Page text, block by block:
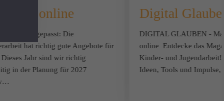
sind online
Männer aufgepasst: Die
hat richtig gute Angebote für
Jahr sind wir richtig
in der Planung für 2027
Digital
DIGITAL GLAUBEN -
online Entdecke das
Kinder- und
Ideen, Tools und